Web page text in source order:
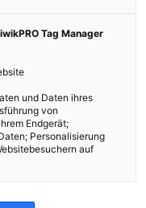
Tag Manager
und Daten ihres
von
Endgerät;
Personalisierung
auf